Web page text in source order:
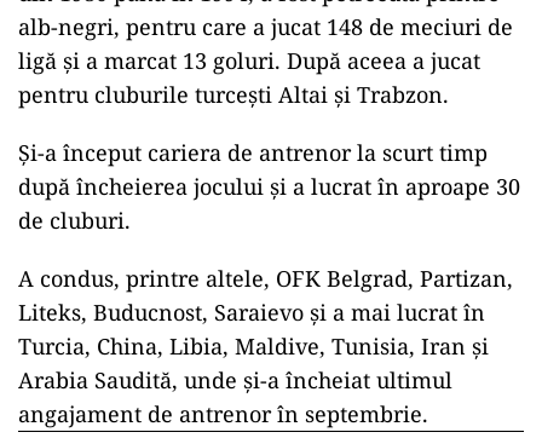
Ca antrenor, Miodrag Jesic a activat în România,
la echipa de primă ligă CS Otopeni, în sezonul
El a mai antrenat, printre altele, formaţiile
Partizan Belgrad, Slavia Sofia, ŢSKA Sofia, Litex
Cea mai mare parte a carierei sale de jucător,
din 1980 până în 1994, a fost petrecută printre
alb-negri, pentru care a jucat 148 de meciuri de
ligă și a marcat 13 goluri. După aceea a jucat